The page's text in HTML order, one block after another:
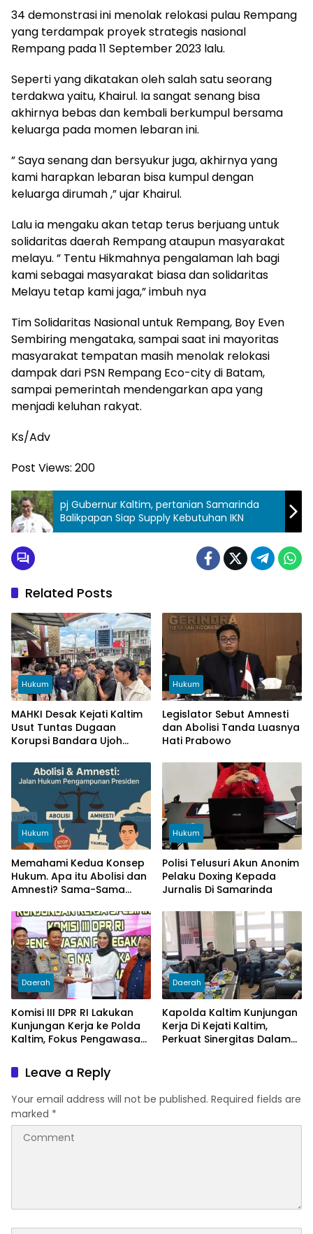
34 demonstrasi ini menolak relokasi pulau Rempang
yang terdampak proyek strategis nasional
Rempang pada 11 September 2023 lalu.
Seperti yang dikatakan oleh salah satu seorang
terdakwa yaitu, Khairul. Ia sangat senang bisa
akhirnya bebas dan kembali berkumpul bersama
keluarga pada momen lebaran ini.
” Saya senang dan bersyukur juga, akhirnya yang
kami harapkan lebaran bisa kumpul dengan
keluarga dirumah ,” ujar Khairul.
Lalu ia mengaku akan tetap terus berjuang untuk
solidaritas daerah Rempang ataupun masyarakat
melayu. ” Tentu Hikmahnya pengalaman lah bagi
kami sebagai masyarakat biasa dan solidaritas
Melayu tetap kami jaga,” imbuh nya
Tim Solidaritas Nasional untuk Rempang, Boy Even
Sembiring mengataka, sampai saat ini mayoritas
masyarakat tempatan masih menolak relokasi
dampak dari PSN Rempang Eco-city di Batam,
sampai pemerintah mendengarkan apa yang
menjadi keluhan rakyat.
Ks/Adv
Post Views: 200
pj Gubernur Kaltim, pertanian Samarinda
Balikpapan Siap Supply Kebutuhan IKN
Related Posts
Hukum
MAHKI Desak Kejati Kaltim
Usut Tuntas Dugaan
Korupsi Bandara Ujoh
Hukum
Legislator Sebut Amnesti
dan Abolisi Tanda Luasnya
Hati Prabowo
Hukum
Memahami Kedua Konsep
Hukum. Apa itu Abolisi dan
Amnesti? Sama-Sama
Beda
Hukum
Polisi Telusuri Akun Anonim
Pelaku Doxing Kepada
Jurnalis Di Samarinda
Daerah
Komisi III DPR RI Lakukan
Kunjungan Kerja ke Polda
Kaltim, Fokus Pengawasan
Narkotika
Daerah
Kapolda Kaltim Kunjungan
Kerja Di Kejati Kaltim,
Perkuat Sinergitas Dalam
Leave a Reply
Your email address will not be published. Required fields are
marked *